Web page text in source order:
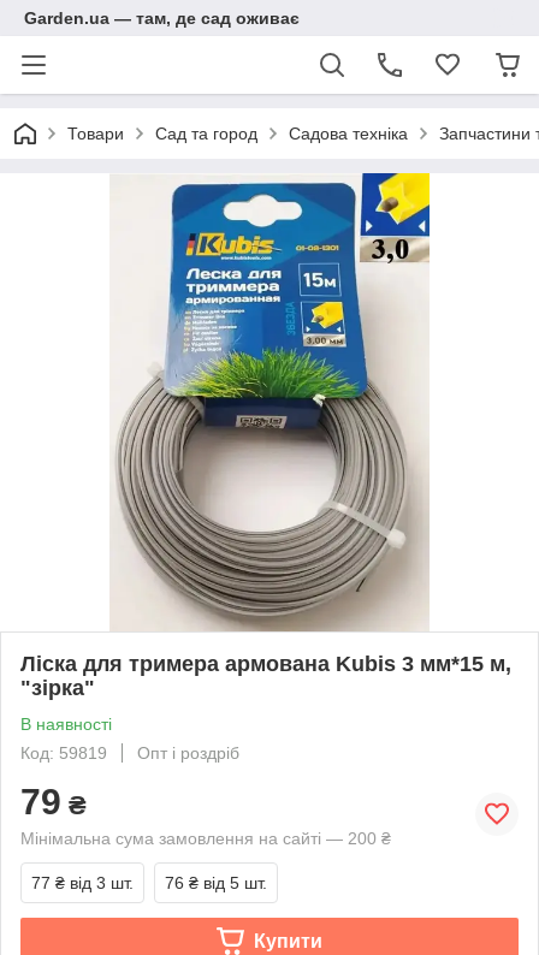
Garden.ua — там, де сад оживає
Товари Сад та город Садова техніка Запчастини
Ліска для тримера армована Kubis 3 мм*15 м,
"зірка"
В наявності
Код: 59819
Опт і роздріб
79 ₴
Мінімальна сума замовлення на сайті — 200 ₴
77 ₴ від 3 шт. 76 ₴ від 5 шт.
Купити